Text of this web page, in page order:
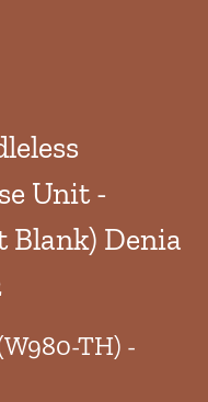
Unit -
Blank) Denia
TH) -